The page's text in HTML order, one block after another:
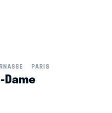
PARIS
Dame